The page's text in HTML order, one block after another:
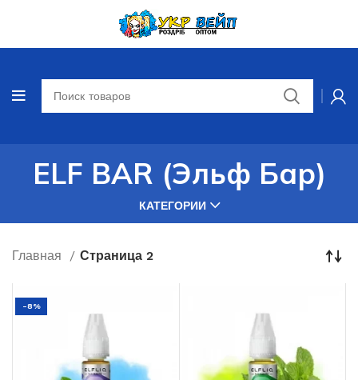
ELF BAR (Эльф Бар)
КАТЕГОРИИ
Главная Страница 2
-8%